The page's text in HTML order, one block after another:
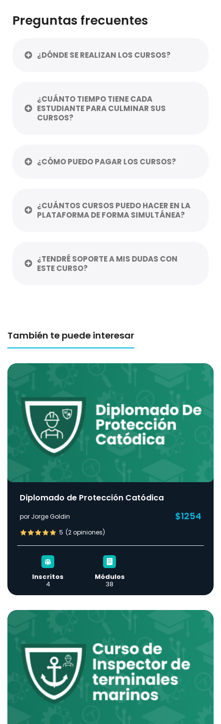
Preguntas frecuentes
¿DÓNDE SE REALIZAN LOS CURSOS?
¿CUÁNTO TIEMPO TIENE CADA
ESTUDIANTE PARA CULMINAR SUS
CURSOS?
¿CÓMO PUEDO PAGAR LOS CURSOS?
¿CUÁNTOS CURSOS PUEDO HACER EN LA
PLATAFORMA DE FORMA SIMULTÁNEA?
¿TENDRÉ SOPORTE A MIS DUDAS CON
ESTE CURSO?
También te puede interesar
Diplomado de Protección Catódica
por Jorge Goldin $1254
5 (2 opiniones)
Inscritos
4
Módulos
38